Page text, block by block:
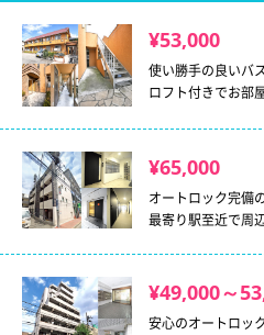
¥53,000
使い勝手の良いバ
ロフト付きでお部
¥65,000
オートロック完備
最寄り駅至近で周
¥49,000～
安心のオートロッ